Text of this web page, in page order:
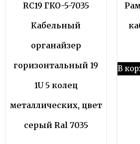
RC19 ГКО-5-7035
Кабельный
органайзер
горизонтальный 19
1U 5 колец
металлических, цвет
серый Ral 7035
В